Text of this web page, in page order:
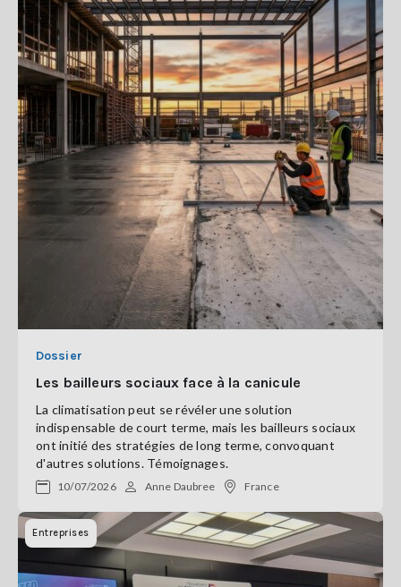
Dossier
Les bailleurs sociaux face à la canicule
La climatisation peut se révéler une solution
indispensable de court terme, mais les bailleurs sociaux
ont initié des stratégies de long terme, convoquant
d'autres solutions. Témoignages.
10/07/2026 Anne Daubree France
Entreprises